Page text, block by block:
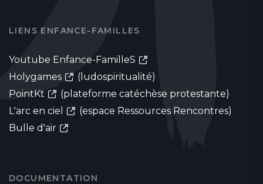
LIENS ENFANCE-FAMILLES
Youtube Enfance-FamilleS
Holygames
(ludospiritualité)
PointKt
(plateforme catéchèse protestante)
L'arc en ciel
(espace Ressources Rencontres)
Bulle d'air
DOCUMENTATION